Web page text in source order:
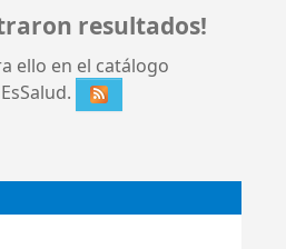
resultados!
ello en el catálogo